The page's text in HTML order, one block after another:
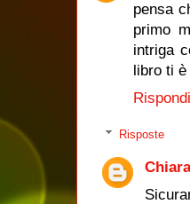
pensa
primo
intriga
libro ti
Rispondi
Risposte